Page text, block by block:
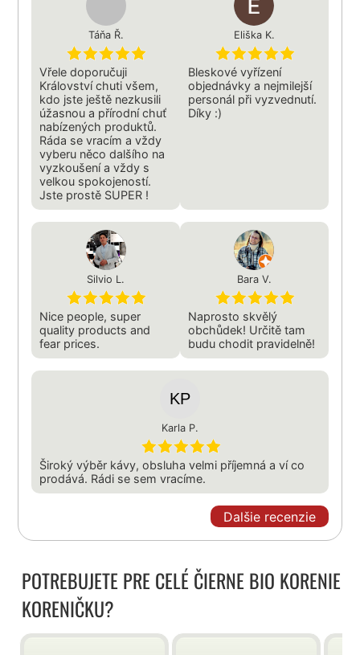
Táňa Ř.
Vřele doporučuji
Království chuti všem,
kdo jste ještě nezkusili
úžasnou a přírodní chuť
nabízených produktů.
Ráda se vracím a vždy
vyberu něco dalšího na
vyzkoušení a vždy s
velkou spokojeností.
Jste prostě SUPER !
Eliška K.
Bleskové vyřízení
objednávky a nejmilejší
personál při vyzvednutí.
Díky :)
Silvio L.
Nice people, super
quality products and
fear prices.
Bara V.
Naprosto skvělý
obchůdek! Určitě tam
budu chodit pravidelně!
Karla P.
Široký výběr kávy, obsluha velmi příjemná a ví co
prodává. Rádi se sem vracíme.
Dalšie recenzie
POTREBUJETE PRE CELÉ ČIERNE BIO KORENIE
KORENIČKU?